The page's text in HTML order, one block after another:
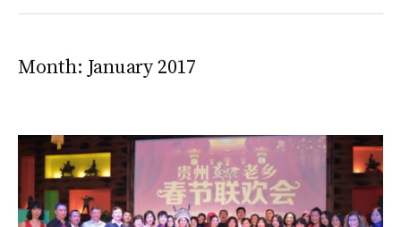
Month: January 2017